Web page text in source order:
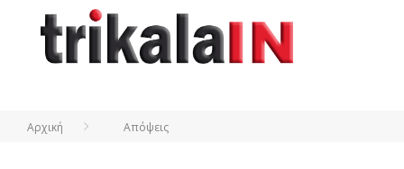
Αρχική Απόψεις